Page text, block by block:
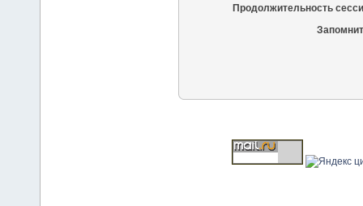
Продолжительность